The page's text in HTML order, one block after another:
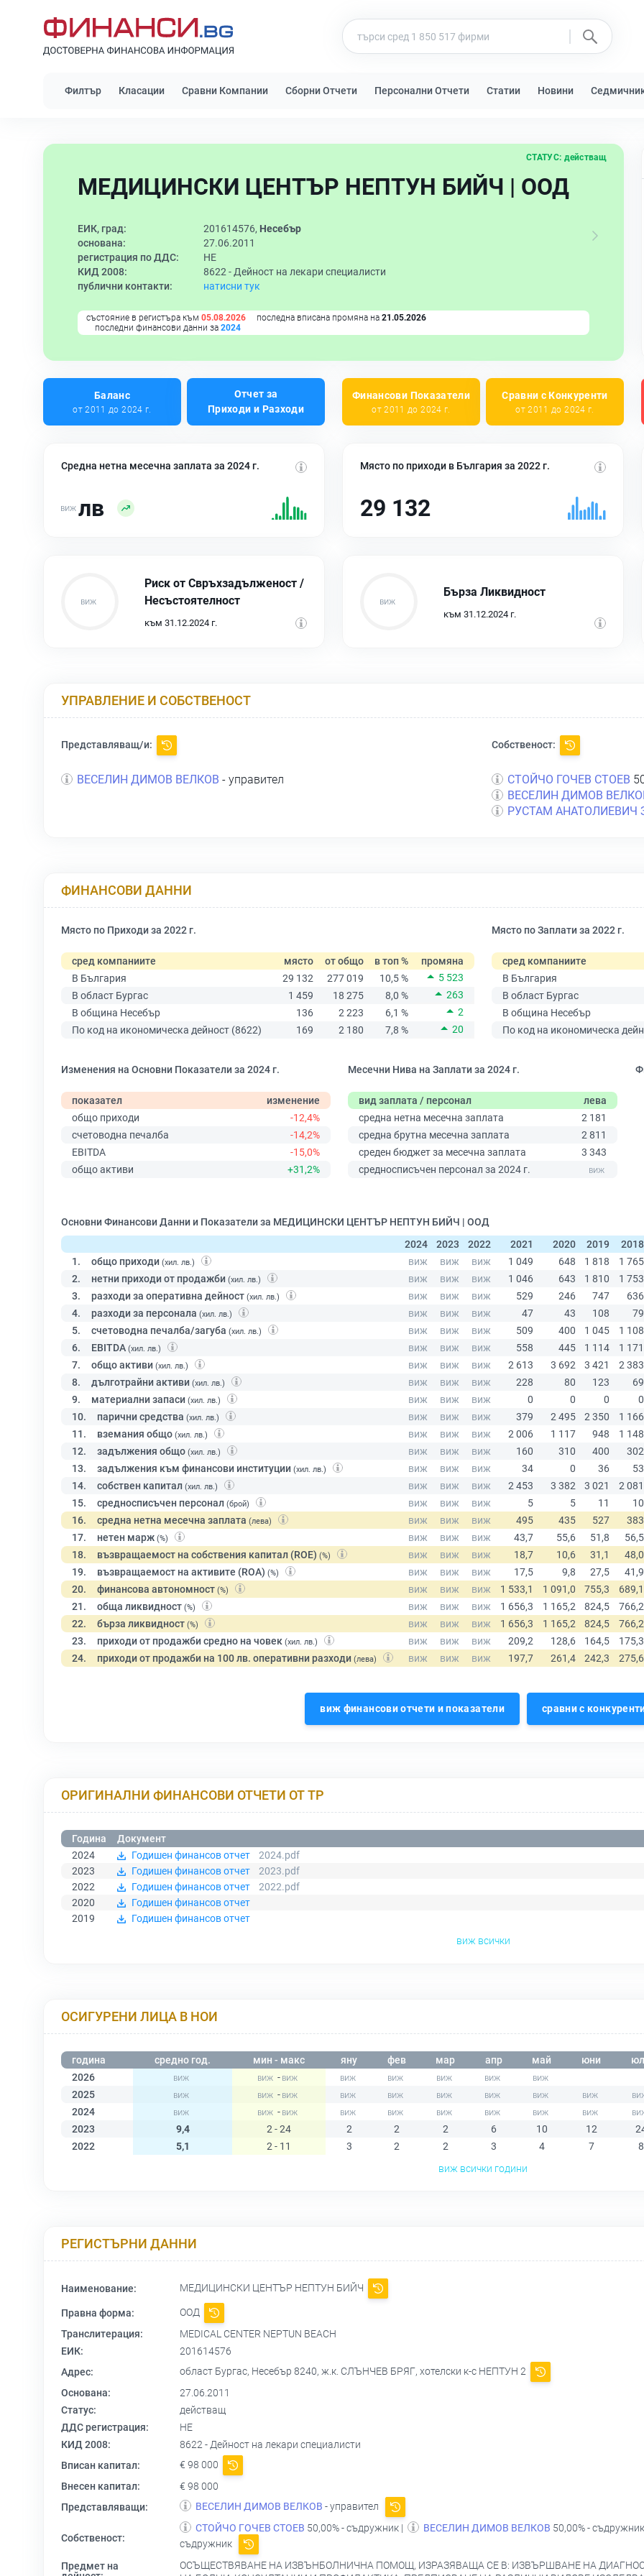
Филтър Класации Сравни Компании Сборни Отчети Персонални Отчети Статии Новини
МЕДИЦИНСКИ ЦЕНТЪР НЕПТУН БИЙЧ | ООД
СТАТУС: действащ
ЕИК, град: 201614576, Несебър
основана:
27.06.2011
регистрация по ДДС:
НЕ
КИД 2008:
8622 - Дейност на лекари специалисти
публични контакти:
натисни тук
състояние в регистъра към 05.08.2026 последна вписана промяна на 21.05.2026
последни финансови данни за 2024
Баланс
от 2011 до 2024 г.
Отчет за
Приходи и Разходи
Финансови Показатели
от 2011 до 2024 г.
Сравни с Конкуренти
от 2011 до 2024 г.
Средна нетна месечна заплата за 2024 г.
лв
Място по приходи в България за 2022 г.
29 132
Риск от Свръхзадълженост /
Несъстоятелност
към 31.12.2024 г.
Бърза Ликвидност
към 31.12.2024 г.
УПРАВЛЕНИЕ И СОБСТВЕНОСТ
Представляващ/и:
ВЕСЕЛИН ДИМОВ ВЕЛКОВ - управител
Собственост:
СТОЙЧО ГОЧЕВ СТОЕВ
ВЕСЕЛИН ДИМОВ
РУСТАМ АНАТОЛИЕВИЧ
ФИНАНСОВИ ДАННИ
Място по Приходи за 2022 г.
сред компаниите място от общо в топ %
промяна
В България
29 132 277 019 10,5 %
5 523
В област Бургас
1 459 18 275 8,0 %
263
В община Несебър
136 2 223 6,1 %
2
По код на икономическа дейност (8622)
169 2 180 7,8 % 20
Място по Заплати за 2022 г.
сред компаниите
В България
В област Бургас
В община Несебър
По код на икономическа
Изменения на Основни Показатели за 2024 г.
показател
изменение
общо приходи
-12,4%
счетоводна печалба
-14,2%
EBITDA
-15,0%
общо активи
+31,2%
Месечни Нива на Заплати за 2024 г.
вид заплата / персонал
лева
средна нетна месечна заплата
2 181
средна брутна месечна заплата
2 811
среден бюджет за месечна заплата
3 343
средносписъчен персонал за 2024 г.
Основни Финансови Данни и Показатели за МЕДИЦИНСКИ ЦЕНТЪР НЕПТУН БИЙЧ | ООД
2024
2023 2022 2021 2020 2019
2018
1.
общо приходи (хил. лв.)
2. нетни приходи от продажби (хил. лв.)
3. разходи за оперативна дейност (хил. лв.)
4. разходи за персонала (хил. лв.)
5. счетоводна печалба/загуба (хил. лв.)
6. EBITDA (хил. лв.)
7. общо активи (хил. лв.)
8. дълготрайни активи (хил. лв.)
9. материални запаси (хил. лв.)
10. парични средства (хил. лв.)
11. вземания общо (хил. лв.)
12. задължения общо (хил. лв.)
13. задължения към финансови институции (хил. лв.)
14. собствен капитал (хил. лв.)
15. средносписъчен персонал (брой)
16. средна нетна месечна заплата (лева)
17. нетен марж (%)
18. възвращаемост на собствения капитал (ROE) (%)
19. възвращаемост на активите (ROA) (%)
20. финансова автономност (%)
21. обща ликвидност (%)
22. бърза ликвидност (%)
23. приходи от продажби средно на човек (хил. лв.)
24. приходи от продажби на 100 лв. оперативни разходи (лева)
виж финансови отчети и показатели сравни с
ОРИГИНАЛНИ ФИНАНСОВИ ОТЧЕТИ ОТ ТР
Година
Документ
2024
Годишен финансов отчет
2024.pdf
2023
Годишен финансов отчет
2023.pdf
2022
Годишен финансов отчет
2022.pdf
2020
Годишен финансов отчет
2019
Годишен финансов отчет
виж всички
ОСИГУРЕНИ ЛИЦА В НОИ
година средно год. мин - макс яну фев мар апр май юни
2026
-
2025
-
2024
-
2023
9,4 2 - 24 2 2 2 6 10 12
2022
5,1 2 - 11 3 2 2 3 4 7
8
виж всички години
РЕГИСТЪРНИ ДАННИ
Наименование: МЕДИЦИНСКИ ЦЕНТЪР НЕПТУН БИЙЧ
Правна форма:
ООД
Транслитерация:
MEDICAL CENTER NEPTUN BEACH
ЕИК:
201614576
Адрес:
област Бургас, Несебър 8240, ж.к. СЛЪНЧЕВ БРЯГ, хотелски к-с НЕПТУН 2
Основана:
27.06.2011
Статус:
действащ
ДДС регистрация:
НЕ
КИД 2008:
8622 - Дейност на лекари специалисти
Вписан капитал:
€ 98 000
Внесен капитал:
€ 98 000
Представляващи:
ВЕСЕЛИН ДИМОВ ВЕЛКОВ - управител
Собственост:
СТОЙЧО ГОЧЕВ СТОЕВ 50,00% - съдружник | ВЕСЕЛИН ДИМОВ ВЕЛКОВ 50,00% -
съдружник
Предмет на
ОСЪЩЕСТВЯВАНЕ НА ИЗВЪНБОЛНИЧНА ПОМОЩ, ИЗРАЗЯВАЩА СЕ В: ИЗВЪРШВАНЕ НА